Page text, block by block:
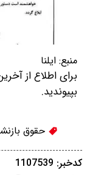
منبع: ایلنا
برای اطلاع از
بپیوندید.
حقوق
کدخبر: 1107539